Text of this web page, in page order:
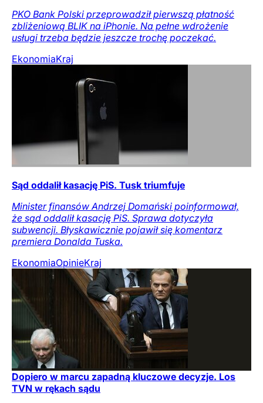
PKO Bank Polski przeprowadził pierwszą płatność
zbliżeniową BLIK na iPhonie. Na pełne wdrożenie
usługi trzeba będzie jeszcze trochę poczekać.
EkonomiaKraj
Sąd oddalił kasację PiS. Tusk triumfuje
Minister finansów Andrzej Domański poinformował,
że sąd oddalił kasację PiS. Sprawa dotyczyła
subwencji. Błyskawicznie pojawił się komentarz
premiera Donalda Tuska.
EkonomiaOpinieKraj
Dopiero w marcu zapadną kluczowe decyzje. Los
TVN w rękach sądu